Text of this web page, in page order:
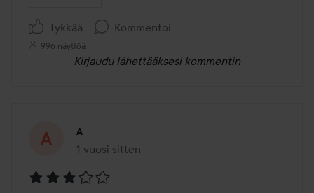
Tykkää Kommentoi
996 näyttöä
Kirjaudu lähettääksesi kommentin
A
1 vuosi sitten
Viesti luotiin 1 vuosi sitten